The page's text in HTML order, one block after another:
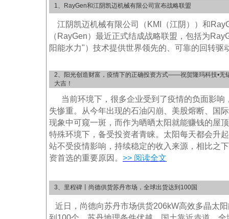
1、RayGen和江阴凯迈机械有限公司宣布战略联盟
江阴凯迈机械有限公司（KMI（江阴））和
（RayGen）最近正式结成战略联盟，包括为
阳能水力"）技术提供世界领先的、可靠的回转驱
2、阳光创造财富，疫情下的正确投资方式——祝贺隆玛科技•无
大吉！
当前环境下，很多企业受到了疫情的负面影响
失惨重。从今年出现的石油闪崩、美股熔断、国
现象中可窥一斑，而作为晒晒太阳就能赚钱的屋
特殊环境下，备受投资者青睐。太阳每天都会升
站不受疫情影响，持续稳定的收入来源，相比之
资首选的重要原因。 >> 阅读全文
3、里程碑丨尚德供货苏丹市场，全球出货达到100国
近日，尚德向苏丹市场供货206kW高效多晶太